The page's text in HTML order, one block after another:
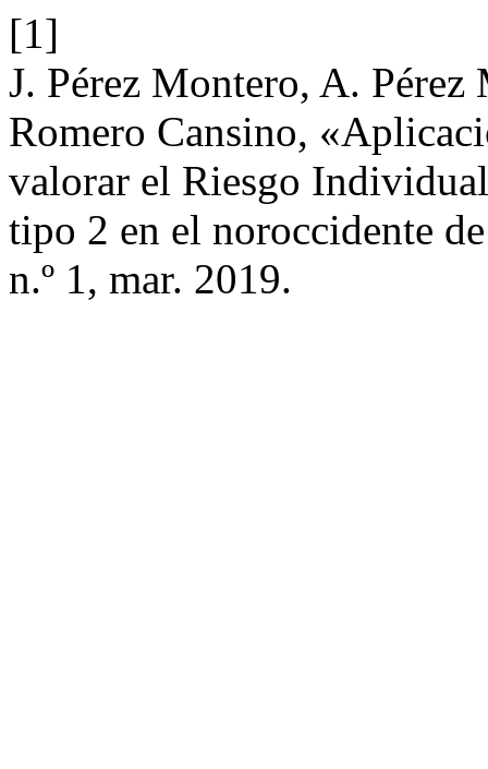
[1]
J. Pérez Montero, A.
Romero Cansino,
valorar el Riesgo
tipo 2 en el noroccidente
n.º 1, mar. 2019.